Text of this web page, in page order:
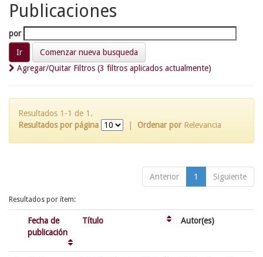
Publicaciones
por
Comenzar nueva busqueda
Agregar/Quitar Filtros (3 filtros aplicados actualmente)
Resultados 1-1 de 1.
Resultados por página
Ordenar por Relevancia
Anterior 1 Siguiente
Resultados por ítem:
Fecha de
publicación
Título Autor(es)